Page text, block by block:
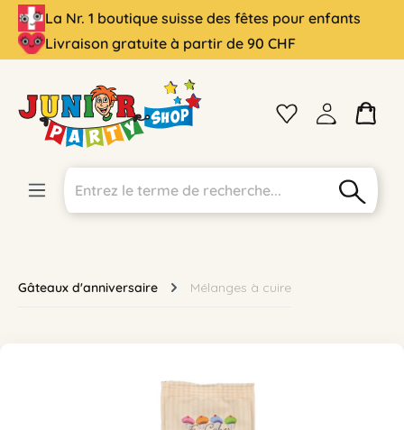
principal
La Nr. 1 boutique suisse des fêtes pour enfants
Livraison gratuite à partir de 90 CHF
Gâteaux d'anniversaire Mélanges à cuire
Ignorer la galerie d'images